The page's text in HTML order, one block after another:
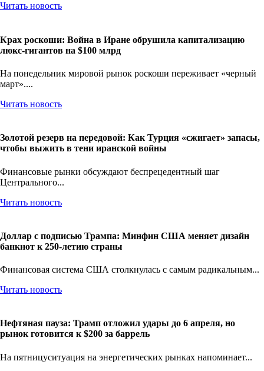
Читать новость
Крах роскоши: Война в Иране обрушила капитализацию
люкс-гигантов на $100 млрд
На понедельник мировой рынок роскоши переживает «черный
март»....
Читать новость
Золотой резерв на передовой: Как Турция «сжигает» запасы,
чтобы выжить в тени иранской войны
Финансовые рынки обсуждают беспрецедентный шаг
Центрального...
Читать новость
Доллар с подписью Трампа: Минфин США меняет дизайн
банкнот к 250-летию страны
Финансовая система США столкнулась с самым радикальным...
Читать новость
Нефтяная пауза: Трамп отложил удары до 6 апреля, но
рынок готовится к $200 за баррель
На пятницуситуация на энергетических рынках напоминает...